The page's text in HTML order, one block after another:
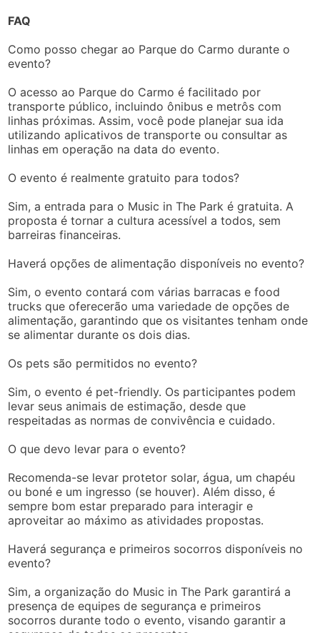
FAQ
Como posso chegar ao Parque do Carmo durante o
evento?
O acesso ao Parque do Carmo é facilitado por
transporte público, incluindo ônibus e metrôs com
linhas próximas. Assim, você pode planejar sua ida
utilizando aplicativos de transporte ou consultar as
linhas em operação na data do evento.
O evento é realmente gratuito para todos?
Sim, a entrada para o Music in The Park é gratuita. A
proposta é tornar a cultura acessível a todos, sem
barreiras financeiras.
Haverá opções de alimentação disponíveis no evento?
Sim, o evento contará com várias barracas e food
trucks que oferecerão uma variedade de opções de
alimentação, garantindo que os visitantes tenham onde
se alimentar durante os dois dias.
Os pets são permitidos no evento?
Sim, o evento é pet-friendly. Os participantes podem
levar seus animais de estimação, desde que
respeitadas as normas de convivência e cuidado.
O que devo levar para o evento?
Recomenda-se levar protetor solar, água, um chapéu
ou boné e um ingresso (se houver). Além disso, é
sempre bom estar preparado para interagir e
aproveitar ao máximo as atividades propostas.
Haverá segurança e primeiros socorros disponíveis no
evento?
Sim, a organização do Music in The Park garantirá a
presença de equipes de segurança e primeiros
socorros durante todo o evento, visando garantir a